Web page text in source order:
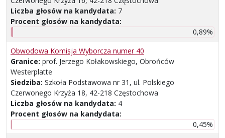
Liczba głosów na kandydata: 7
Procent głosów na kandydata:
0,89%
Obwodowa Komisja Wyborcza numer 40
Granice: prof. Jerzego Kołakowskiego, Obrońców
Westerplatte
Siedziba: Szkoła Podstawowa nr 31, ul. Polskiego
Czerwonego Krzyża 18, 42-218 Częstochowa
Liczba głosów na kandydata: 4
Procent głosów na kandydata:
0,45%